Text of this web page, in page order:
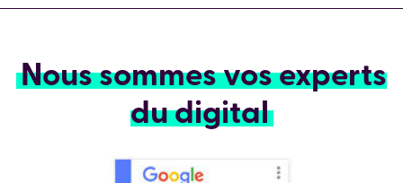
Nous sommes vos experts
du digital